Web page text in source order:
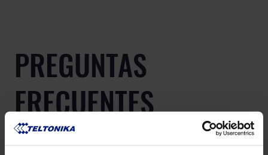
PREGUNTAS
FRECUENTES